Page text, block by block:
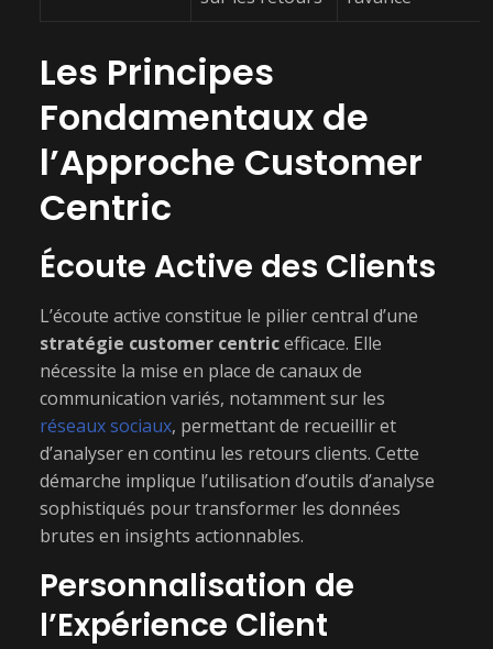
Les Principes
Fondamentaux de
l’Approche Customer
Centric
Écoute Active des Clients
L’écoute active constitue le pilier central d’une
stratégie customer centricefficace. Elle
nécessite la mise en place de canaux de
communication variés, notamment sur les
réseaux sociaux, permettant de recueillir et
d’analyser en continu les retours clients. Cette
démarche implique l’utilisation d’outils d’analyse
sophistiqués pour transformer les données
brutes en insights actionnables.
Personnalisation de
l’Expérience Client